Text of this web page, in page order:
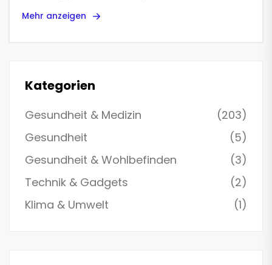
Mehr anzeigen
Kategorien
Gesundheit & Medizin
(203)
Gesundheit
(5)
Gesundheit & Wohlbefinden
(3)
Technik & Gadgets
(2)
Klima & Umwelt
(1)